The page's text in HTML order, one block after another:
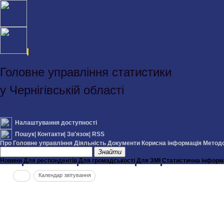
Головне управління статистики
у Чернігівській області
Налаштування доступності
Пошук| Контакти| Зв'язок| RSS
Про Головне управління Діяльність Документи Корисна інформація
Знайти
Новини Для респондентів Для громадськості Для ЗМІ Статистична
Календар звітування